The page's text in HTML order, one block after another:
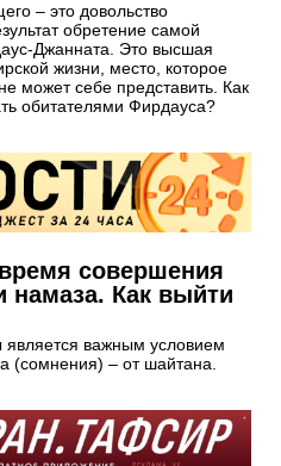
– это довольство
обретение самой
Джанната. Это высшая
жизни, место, которое
может себе представить. Как
обитателями Фирдауса?
совершения
намаза. Как выйти
важным условием
(сомнения) – от шайтана.